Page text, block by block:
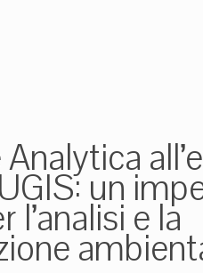
un
e la